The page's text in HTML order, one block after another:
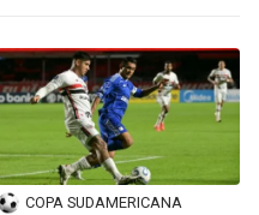
COPA SUDAMERICANA